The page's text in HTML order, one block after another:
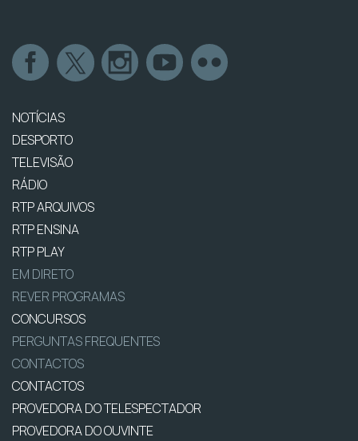
NOTÍCIAS
DESPORTO
TELEVISÃO
RÁDIO
RTP ARQUIVOS
RTP ENSINA
RTP PLAY
EM DIRETO
REVER PROGRAMAS
CONCURSOS
PERGUNTAS FREQUENTES
CONTACTOS
CONTACTOS
PROVEDORA DO TELESPECTADOR
PROVEDORA DO OUVINTE